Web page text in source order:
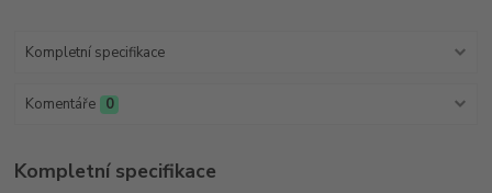
Kompletní specifikace
Komentáře 0
Kompletní specifikace